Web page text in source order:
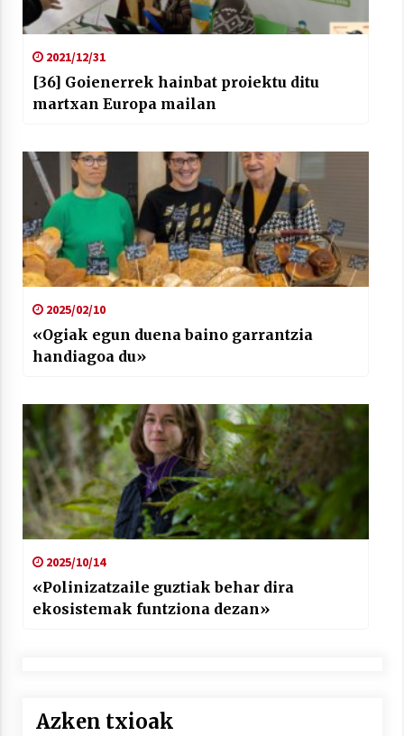
2021/12/31
[36] Goienerrek hainbat proiektu ditu
martxan Europa mailan
2025/02/10
«Ogiak egun duena baino garrantzia
handiagoa du»
2025/10/14
«Polinizatzaile guztiak behar dira
ekosistemak funtziona dezan»
Azken txioak